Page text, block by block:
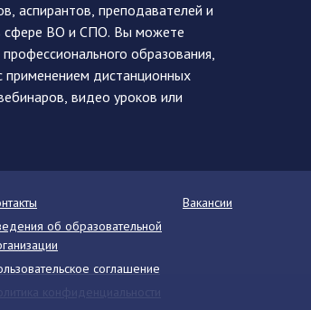
аспирантов, преподавателей и
сфере ВО и СПО. Вы можете
образования,
применением дистанционных
видео уроков или
Вакансии
об образовательной
соглашение